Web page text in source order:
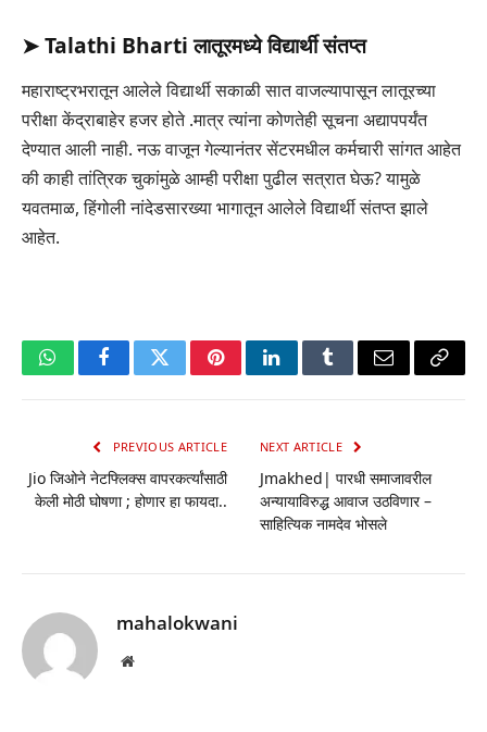
➤Talathi Bharti लातूरमध्ये विद्यार्थी संतप्त
महाराष्ट्रभरातून आलेले विद्यार्थी सकाळी सात वाजल्यापासून लातूरच्या
परीक्षा केंद्राबाहेर हजर होते .मात्र त्यांना कोणतेही सूचना अद्यापपर्यंत
देण्यात आली नाही. नऊ वाजून गेल्यानंतर सेंटरमधील कर्मचारी सांगत आहेत
की काही तांत्रिक चुकांमुळे आम्ही परीक्षा पुढील सत्रात घेऊ? यामुळे
यवतमाळ, हिंगोली नांदेडसारख्या भागातून आलेले विद्यार्थी संतप्त झाले
आहेत.
WhatsAppFacebookTwitterPinterestLinkedInTumblrEmail Copy
PREVIOUS ARTICLE
Jio जिओने नेटफ्लिक्स वापरकर्त्यांसाठी
केली मोठी घोषणा ; होणार हा फायदा..
NEXT ARTICLE
Jmakhed| पारधी समाजावरील
अन्यायाविरुद्ध आवाज उठविणार –
साहित्यिक नामदेव भोसले
mahalokwani
Website